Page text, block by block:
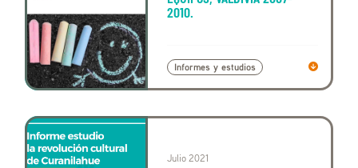
2010.
Informes y estudios
Julio 2021